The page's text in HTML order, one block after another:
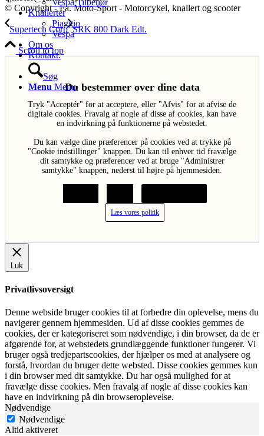
Vespa Tilbehør
Knallerter
Piaggio
Vespa
Om os
Kontakt.
Søg
Menu Menu
© Copyright - Fa. Moto-Sport - Motorcykel, knallert og scooter
Supertech Corp SRK 800 Dark Edt.
Scroll to top
Du bestemmer over dine data
Tryk "Acceptér" for at acceptere, eller "Afvis" for at afvise de
digitale cookies. Fravalg af nogle af disse af cookies, kan have
en indvirkning på funktionerne på webstedet.
Du kan vælge dine præferencer på cookies ved at trykke på
"Cookie indstillinger" knappen. Du kan til enhver tid fravælge
dit samtykke og præferencer ved at bruge "Administrer
samtykke" knappen, nederst til højre på hjemmesiden.
Læs vores politik
Luk
Privatlivsoversigt
Denne webside bruger cookies til at forbedre din oplevelse, mens du
navigerer gennem hjemmesiden. Ud af disse cookies gemmes de
cookies, der er kategoriseret som nødvendige, i din browser, da de er
afgørende for, at webstedets grundlæggende funktioner fungerer. Vi
bruger også tredjepartscookies, der hjælper os med at analysere og
forstå, hvordan du bruger dette websted. Disse cookies gemmes kun
i din browser med dit samtykke. Du har også mulighed for at
fravælge disse cookies. Men fravalg af nogle af disse cookies kan
have en indvirkning på din browseroplevelse.
Nødvendige
Nødvendige
Altid aktiveret